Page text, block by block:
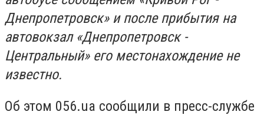
Днепропетровск» и после прибытия на
автовокзал «Днепропетровск -
Центральный» его местонахождение не
известно.
Об этом 056.ua сообщили в пресс-службе